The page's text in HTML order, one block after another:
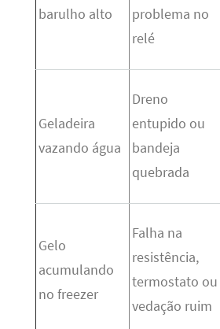
barulho alto
problema no
relé
Geladeira
vazando água
Dreno
entupido ou
bandeja
quebrada
Gelo
acumulando
no freezer
Falha na
resistência,
termostato ou
vedação ruim